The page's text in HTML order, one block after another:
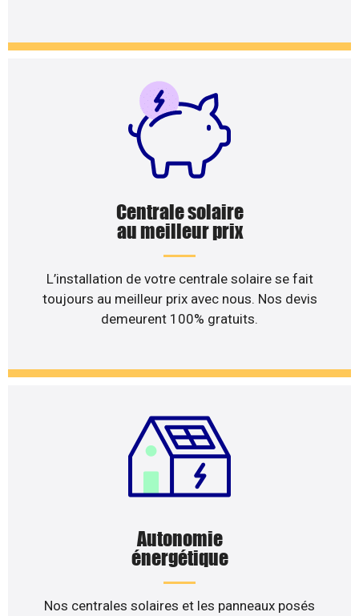
Centrale solaire
au meilleur prix
L’installation de votre centrale solaire se fait
toujours au meilleur prix avec nous. Nos devis
demeurent 100% gratuits.
Autonomie
énergétique
Nos centrales solaires et les panneaux posés